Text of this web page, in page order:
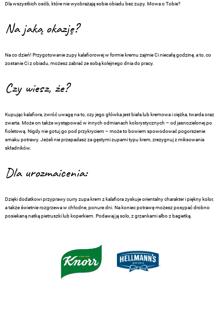
Dla wszystkich osób, które nie wyobrażają sobie obiadu bez zupy. Mowa o Tobie?
Na jaką okazję?
Na co dzień! Przygotowanie zupy kalafiorowej w formie kremu zajmie Ci niecałą godzinę, a to, co
zostanie Ci z obiadu, możesz zabrać ze sobą kolejnego dnia do pracy.
Czy wiesz, że?
Kupując kalafiora, zwróć uwagę na to, czy jego główka jest biała lub kremowa i ciężka, twarda oraz
zwarta. Może on także występować w innych odmianach kolorystycznych – od jasnozielonej po
fioletową. Nigdy nie gotuj go pod przykryciem – może to bowiem spowodować pogorszenie
smaku potrawy. Jeżeli nie przepadasz za gęstymi zupami typu krem, zrezygnuj z miksowania
składników.
Dla urozmaicenia:
Dzięki dodatkowi przyprawy curry zupa krem z kalafiora zyskuje orientalny charakter i piękny kolor,
a także świetnie rozgrzewa w chłodne, ponure dni. Na koniec potrawę możesz posypać drobno
posiekaną natką pietruszki lub koperkiem. Podawaj ją solo, z grzankami albo z bagietką.